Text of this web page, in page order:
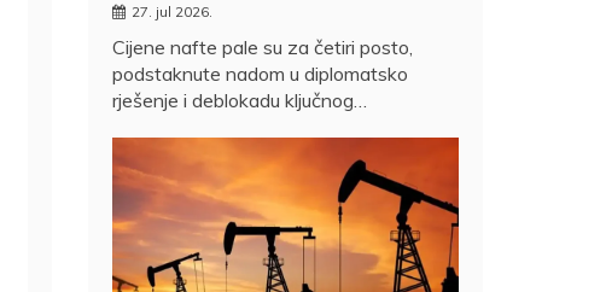
27. jul 2026.
Cijene nafte pale su za četiri posto,
podstaknute nadom u diplomatsko
rješenje i deblokadu ključnog…